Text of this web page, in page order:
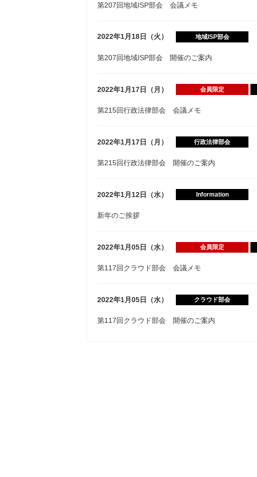
第207回地域ISP部会 会議メモ
2022年1月18日（火） 地域ISP部会
第207回地域ISP部会 開催のご案内
2022年1月17日（月） 会員限定
第215回行政法律部会 会議メモ
2022年1月17日（月） 行政法律部会
第215回行政法律部会 開催のご案内
2022年1月12日（水） Information
新年のご挨拶
2022年1月05日（水） 会員限定
第117回クラウド部会 会議メモ
2022年1月05日（水） クラウド部会
第117回クラウド部会 開催のご案内